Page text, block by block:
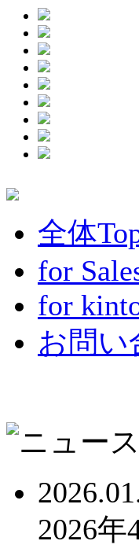
全体
for
for
お問い
2026